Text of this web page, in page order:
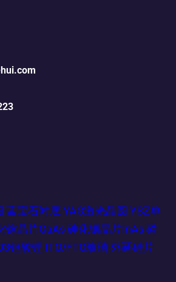
蓝宝石衬底 YAG激光晶圆 YSZ单
镓晶片GaAs 砷化铟晶片InAs 磷
钽酸锂 ITO/FTO玻璃 外延硅片